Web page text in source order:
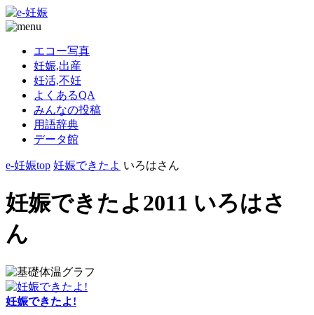
エコー写真
妊娠,出産
妊活,不妊
よくあるQA
みんなの投稿
用語辞典
データ館
e-妊娠top 妊娠できたよ いろはさん
妊娠できたよ2011 いろはさ
ん
妊娠できたよ!